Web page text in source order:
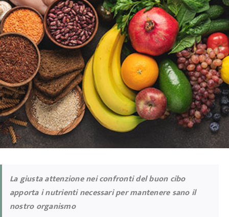
La giusta attenzione nei confronti del buon cibo
apporta i nutrienti necessari per mantenere sano il
nostro organismo